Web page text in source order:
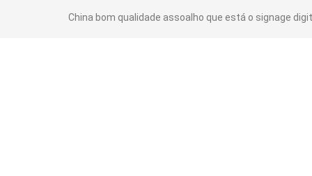
China bom qualidade assoalho que está o signage